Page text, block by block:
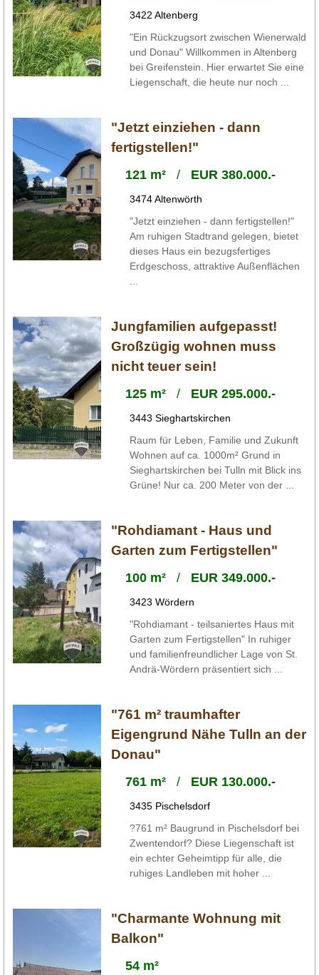
3422 Altenberg
"Ein Rückzugsort zwischen Wienerwald
und Donau" Willkommen in Altenberg
bei Greifenstein. Hier erwartet Sie eine
Liegenschaft, die heute nur noch ...
"Jetzt einziehen - dann
fertigstellen!"
121 m²/ EUR 380.000.-
3474 Altenwörth
"Jetzt einziehen - dann fertigstellen!"
Am ruhigen Stadtrand gelegen, bietet
dieses Haus ein bezugsfertiges
Erdgeschoss, attraktive Außenflächen
Jungfamilien aufgepasst!
Großzügig wohnen muss
nicht teuer sein!
125 m²/ EUR 295.000.-
3443 Sieghartskirchen
Raum für Leben, Familie und Zukunft
Wohnen auf ca. 1000m² Grund in
Sieghartskirchen bei Tulln mit Blick ins
Grüne! Nur ca. 200 Meter von der ...
"Rohdiamant - Haus und
Garten zum Fertigstellen"
100 m²/ EUR 349.000.-
3423 Wördern
"Rohdiamant - teilsaniertes Haus mit
Garten zum Fertigstellen" In ruhiger
und familienfreundlicher Lage von St.
Andrä-Wördern präsentiert sich ...
"761 m² traumhafter
Eigengrund Nähe Tulln an der
Donau"
761 m²/ EUR 130.000.-
3435 Pischelsdorf
?761 m² Baugrund in Pischelsdorf bei
Zwentendorf? Diese Liegenschaft ist
ein echter Geheimtipp für alle, die
ruhiges Landleben mit hoher ...
"Charmante Wohnung mit
Balkon"
54 m²